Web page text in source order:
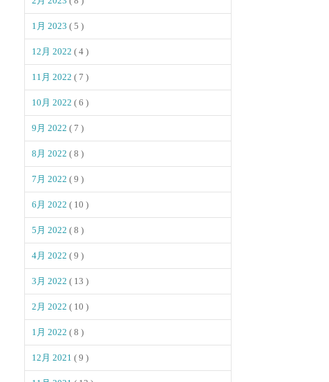
1月 2023 ( 5 )
12月 2022 ( 4 )
11月 2022 ( 7 )
10月 2022 ( 6 )
9月 2022 ( 7 )
8月 2022 ( 8 )
7月 2022 ( 9 )
6月 2022 ( 10 )
5月 2022 ( 8 )
4月 2022 ( 9 )
3月 2022 ( 13 )
2月 2022 ( 10 )
1月 2022 ( 8 )
12月 2021 ( 9 )